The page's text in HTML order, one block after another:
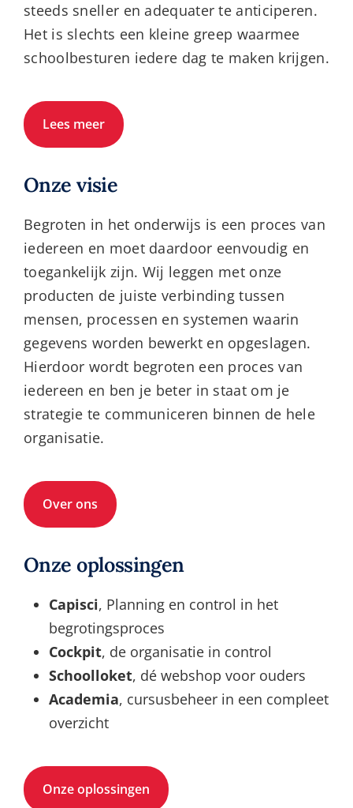
steeds sneller en adequater te anticiperen.
Het is slechts een kleine greep waarmee
schoolbesturen iedere dag te maken krijgen.
Lees meer
Onze visie
Begroten in het onderwijs is een proces van
iedereen en moet daardoor eenvoudig en
toegankelijk zijn. Wij leggen met onze
producten de juiste verbinding tussen
mensen, processen en systemen waarin
gegevens worden bewerkt en opgeslagen.
Hierdoor wordt begroten een proces van
iedereen en ben je beter in staat om je
strategie te communiceren binnen de hele
organisatie.
Over ons
Onze oplossingen
Capisci, Planning en control in het
begrotingsproces
Cockpit, de organisatie in control
Schoolloket, dé webshop voor ouders
Academia, cursusbeheer in een compleet
overzicht
Onze oplossingen